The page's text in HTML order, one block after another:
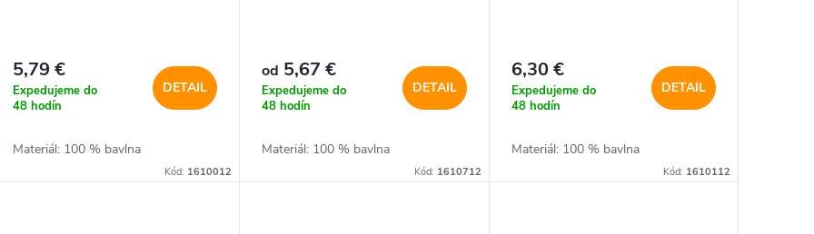
5,79 €
Expedujeme do
48 hodín
DETAIL
Materiál: 100 % bavlna
Kód: 1610012
od 5,67 €
Expedujeme do
48 hodín
DETAIL
Materiál: 100 % bavlna
Kód: 1610712
6,30 €
Expedujeme do
48 hodín
DETAIL
Materiál: 100 % bavlna
Kód: 1610112